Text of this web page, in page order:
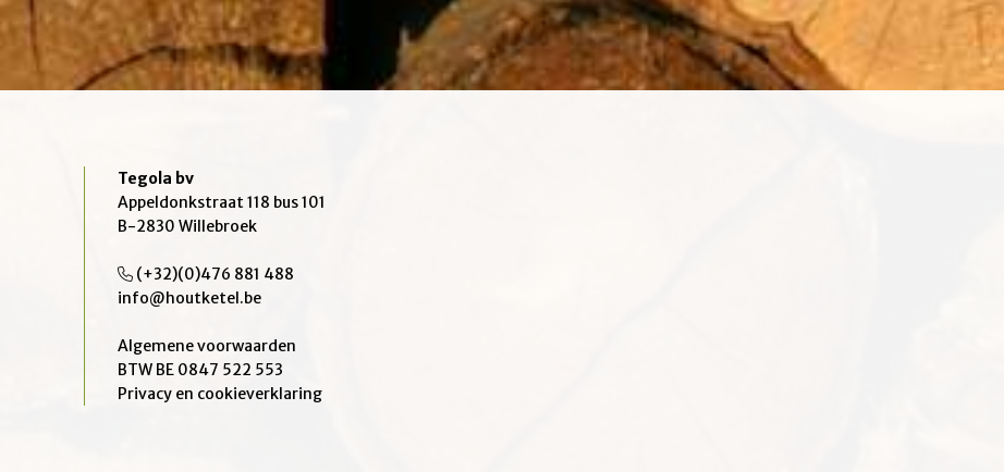
Tegola bv
Appeldonkstraat 118 bus 101
B-2830 Willebroek
(+32)(0)476 881 488
info@houtketel.be
Algemene voorwaarden
BTW BE 0847 522 553
Privacy en cookieverklaring